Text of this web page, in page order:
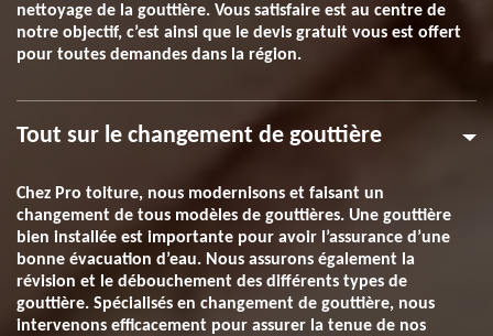
nettoyage de la gouttière. Vous satisfaire est au centre de
notre objectif, c’est ainsi que le devis gratuit vous est offert
pour toutes demandes dans la région.
Tout sur le changement de gouttière
Chez Pro toiture, nous modernisons et faisant un
changement de tous modèles de gouttières. Une gouttière
bien installée est importante pour avoir l’assurance d’une
bonne évacuation d’eau. Nous assurons également la
révision et le débouchement des différents types de
gouttière. Spécialisés en changement de gouttière, nous
intervenons efficacement pour assurer la tenue de nos